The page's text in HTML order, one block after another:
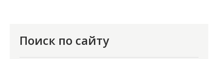
Поиск по сайту